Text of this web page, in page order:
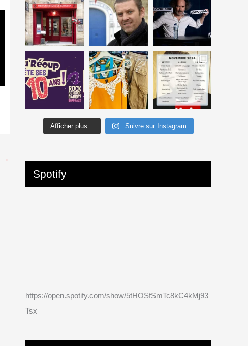
→
Afficher plus... Suivre sur Instagram
Spotify
https://open.spotify.com/show/5tHOSfSmTc8kC4kMj93
Tsx